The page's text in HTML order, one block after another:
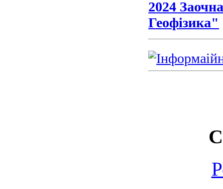
2024
Геофізика"